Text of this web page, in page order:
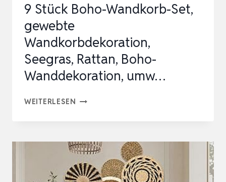
9 Stück Boho-Wandkorb-Set,
gewebte
Wandkorbdekoration,
Seegras, Rattan, Boho-
Wanddekoration, umw…
WEITERLESEN 9
WANDKORB-
SET,
GEWEBTE